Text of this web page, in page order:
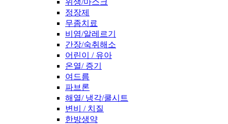
위생/마스크
정장제
무좀치료
비염/알레르기
간장/숙취해소
어린이 / 유아
온열/ 증기
여드름
파브론
해열/ 냉각/쿨시트
변비 / 치질
한방생약